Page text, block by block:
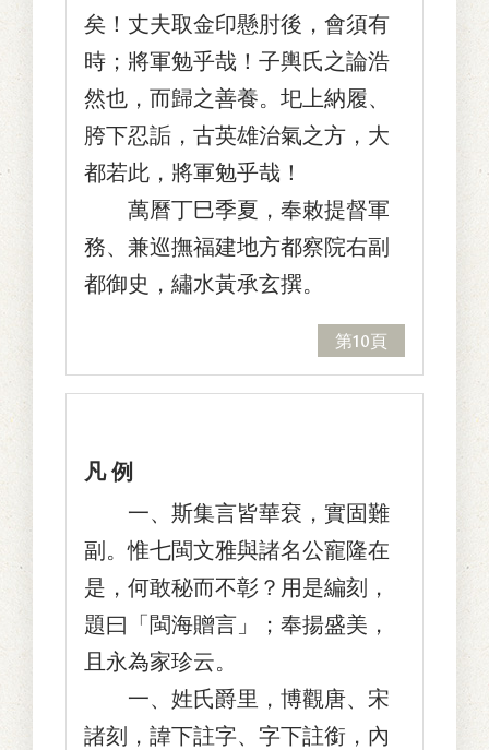
矣！丈夫取金印懸肘後，會須有
時；將軍勉乎哉！子輿氏之論浩
然也，而歸之善養。圯上納履、
胯下忍詬，古英雄治氣之方，大
都若此，將軍勉乎哉！
萬曆丁巳季夏，奉敕提督軍
務、兼巡撫福建地方都察院右副
都御史，繡水黃承玄撰。
第10頁
凡 例
一、斯集言皆華袞，實固難
副。惟七閩文雅與諸名公寵隆在
是，何敢秘而不彰？用是編刻，
題曰「閩海贈言」；奉揚盛美，
且永為家珍云。
一、姓氏爵里，博觀唐、宋
諸刻，諱下註字、字下註銜，內